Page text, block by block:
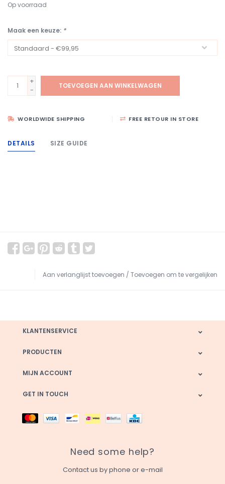
Op voorraad
Maak een keuze: *
+
-
TOEVOEGEN AAN WINKELWAGEN
WORLDWIDE SHIPPING FREE RETOUR IN STORE
DETAILS SIZE GUIDE
Aan verlanglijst toevoegen / Toevoegen om te vergelijken
KLANTENSERVICE
PRODUCTEN
MIJN ACCOUNT
GET IN TOUCH
Need some help?
Contact us by phone or e-mail